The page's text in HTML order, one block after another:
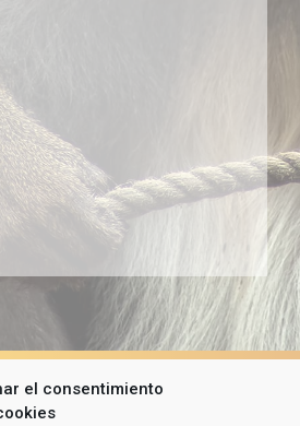
el consentimiento